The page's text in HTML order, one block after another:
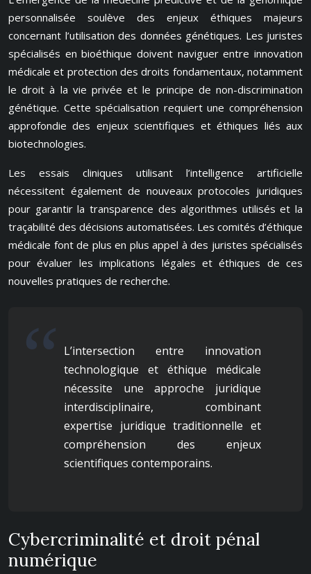
personnalisée soulève des enjeux éthiques majeurs
concernant l’utilisation des données génétiques. Les juristes
spécialisés en bioéthique doivent naviguer entre innovation
médicale et protection des droits fondamentaux, notamment
le droit à la vie privée et le principe de non-discrimination
génétique. Cette spécialisation requiert une compréhension
approfondie des enjeux scientifiques et éthiques liés aux
biotechnologies.
Les essais cliniques utilisant l’intelligence artificielle
nécessitent également de nouveaux protocoles juridiques
pour garantir la transparence des algorithmes utilisés et la
traçabilité des décisions automatisées. Les comités d’éthique
médicale font de plus en plus appel à des juristes spécialisés
pour évaluer les implications légales et éthiques de ces
nouvelles pratiques de recherche.
L’intersection entre innovation
technologique et éthique médicale
nécessite une approche juridique
interdisciplinaire, combinant
expertise juridique traditionnelle et
compréhension des enjeux
scientifiques contemporains.
Cybercriminalité et droit pénal
numérique